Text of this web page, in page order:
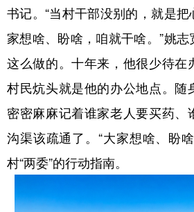
学术中国 乡村振兴 银
彩票 娱乐 时尚
公益 一带一路 亚
文化产业
地方频道
书记。“当村干部没别的，就是
家想啥、盼啥，咱就干啥。”姚
这么做的。十年来，他很少待在
村民炕头就是他的办公地点。随
密密麻麻记着谁家老人要买药、
沟渠该疏通了。“大家想啥、盼
村“两委”的行动指南。